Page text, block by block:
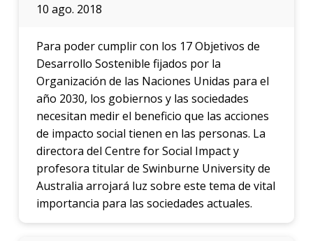
10 ago. 2018
Para poder cumplir con los 17 Objetivos de
Desarrollo Sostenible fijados por la
Organización de las Naciones Unidas para el
año 2030, los gobiernos y las sociedades
necesitan medir el beneficio que las acciones
de impacto social tienen en las personas. La
directora del Centre for Social Impact y
profesora titular de Swinburne University de
Australia arrojará luz sobre este tema de vital
importancia para las sociedades actuales.